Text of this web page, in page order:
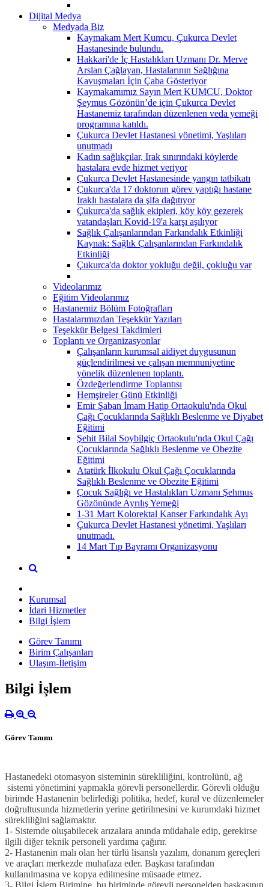
Dijital Medya
Medyada Biz
Kaymakam Mert Kumcu, Çukurca Devlet
Hastanesinde bulundu.
Hakkari'de İç Hastalıkları Uzmanı Dr. Merve
Arslan Çağlayan, Hastalarının Sağlığına
Kavuşmaları İçin Çaba Gösteriyor
Kaymakamımız Sayın Mert KUMCU, Doktor
Şeymus Gözönün’de için Çukurca Devlet
Hastanemiz tarafından düzenlenen veda yemeği
programına katıldı.
Çukurca Devlet Hastanesi yönetimi, Yaşlıları
unutmadı
Kadın sağlıkçılar, Irak sınırındaki köylerde
hastalara evde hizmet veriyor
Çukurca Devlet Hastanesinde yangın tatbikatı
Çukurca'da 17 doktorun görev yaptığı hastane
Iraklı hastalara da şifa dağıtıyor
Çukurca'da sağlık ekipleri, köy köy gezerek
vatandaşları Kovid-19'a karşı aşılıyor
Sağlık Çalışanlarından Farkındalık Etkinliği
Kaynak: Sağlık Çalışanlarından Farkındalık
Etkinliği
Çukurca'da doktor yokluğu değil, çokluğu var
Videolarımız
Eğitim Videolarımız
Hastanemiz Bölüm Fotoğrafları
Hastalarımızdan Teşekkür Yazıları
Teşekkür Belgesi Takdimleri
Toplantı ve Organizasyonlar
Çalışanların kurumsal aidiyet duygusunun
güçlendirilmesi ve çalışan memnuniyetine
yönelik düzenlenen toplantı.
Özdeğerlendirme Toplantısı
Hemşireler Günü Etkinliği
Emir Şaban İmam Hatip Ortaokulu'nda Okul
Çağı Çocuklarında Sağlıklı Beslenme ve Diyabet
Eğitimi
Şehit Bilal Soybilgiç Ortaokulu'nda Okul Çağı
Çocuklarında Sağlıklı Beslenme ve Obezite
Eğitimi
Atatürk İlkokulu Okul Çağı Çocuklarında
Sağlıklı Beslenme ve Obezite Eğitimi
Çocuk Sağlığı ve Hastalıkları Uzmanı Şehmus
Gözönünde Ayrılış Yemeği
1-31 Mart Kolorektal Kanser Farkındalık Ayı
Çukurca Devlet Hastanesi yönetimi, Yaşlıları
unutmadı.
14 Mart Tıp Bayramı Organizasyonu
Kurumsal
İdari Hizmetler
Bilgi İşlem
Görev Tanımı
Birim Çalışanları
Ulaşım-İletişim
Bilgi İşlem
Görev Tanımı
Hastanedeki otomasyon sisteminin sürekliliğini, kontrolünü, ağ
sistemi yönetimini yapmakla görevli personellerdir. Görevli olduğu
birimde Hastanenin belirlediği politika, hedef, kural ve düzenlemeler
doğrultusunda hizmetlerin yerine getirilmesini ve kurumdaki hizmet
sürekliliğini sağlamaktır.
1- Sistemde oluşabilecek arızalara anında müdahale edip, gerekirse
ilgili diğer teknik personeli yardıma çağırır.
2- Hastanenin malı olan her türlü lisanslı yazılım, donanım gereçleri
ve araçları merkezde muhafaza eder. Başkası tarafından
kullanılmasına ve kopya edilmesine müsaade etmez.
3- Bilgi İşlem Birimine, bu biriminde görevli personelden başkasının